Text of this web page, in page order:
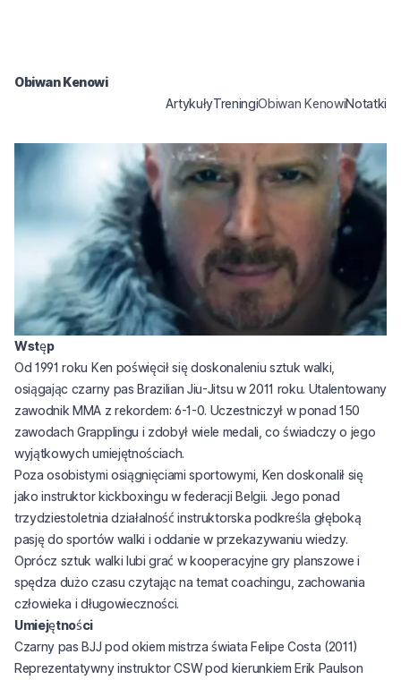
Obiwan Kenowi
ArtykułyTreningiObiwan KenowiNotatki
Wstęp
Od 1991 roku Ken poświęcił się doskonaleniu sztuk walki,
osiągając czarny pas Brazilian Jiu-Jitsu w 2011 roku. Utalentowany
zawodnik MMA z rekordem: 6-1-0. Uczestniczył w ponad 150
zawodach Grapplingu i zdobył wiele medali, co świadczy o jego
wyjątkowych umiejętnościach.
Poza osobistymi osiągnięciami sportowymi, Ken doskonalił się
jako instruktor kickboxingu w federacji Belgii. Jego ponad
trzydziestoletnia działalność instruktorska podkreśla głęboką
pasję do sportów walki i oddanie w przekazywaniu wiedzy.
Oprócz sztuk walki lubi grać w kooperacyjne gry planszowe i
spędza dużo czasu czytając na temat coachingu, zachowania
człowieka i długowieczności.
Umiejętności
Czarny pas BJJ pod okiem mistrza świataFelipe Costa(opens in a
(2011)
Reprezentatywny instruktor CSW pod kierunkiemErik Paulson